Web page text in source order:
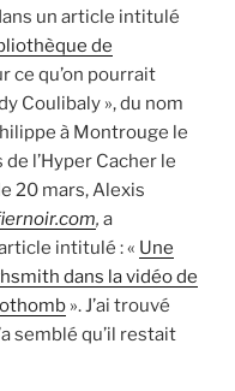
un article intitulé
de
ce qu’on pourrait
Coulibaly », du nom
à Montrouge le
l’Hyper Cacher le
20 mars, Alexis
, a
intitulé : « Une
dans la vidéo de
». J’ai trouvé
semblé qu’il restait